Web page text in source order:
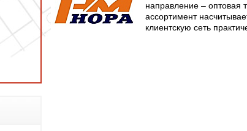
Партнерам
направление – оптовая
ассортимент
клиентскую сеть